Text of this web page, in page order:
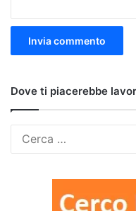
Dove ti piacerebbe